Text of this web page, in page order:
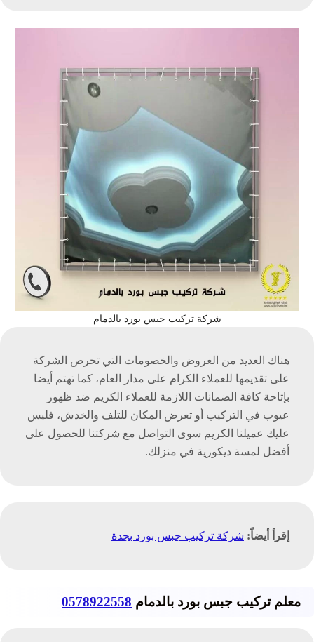
شركة تركيب جبس بورد بالدمام
هناك العديد من العروض والخصومات التي تحرص الشركة
على تقديمها للعملاء الكرام على مدار العام، كما تهتم أيضا
بإتاحة كافة الضمانات اللازمة للعملاء الكريم ضد ظهور
عيوب في التركيب أو تعرض المكان للتلف والخدش، فليس
عليك عميلنا الكريم سوى التواصل مع شركتنا للحصول على
أفضل لمسة ديكورية في منزلك.
إقرأ أيضاً: شركة تركيب جبس بورد بجدة
معلم تركيب جبس بورد بالدمام 0578922558